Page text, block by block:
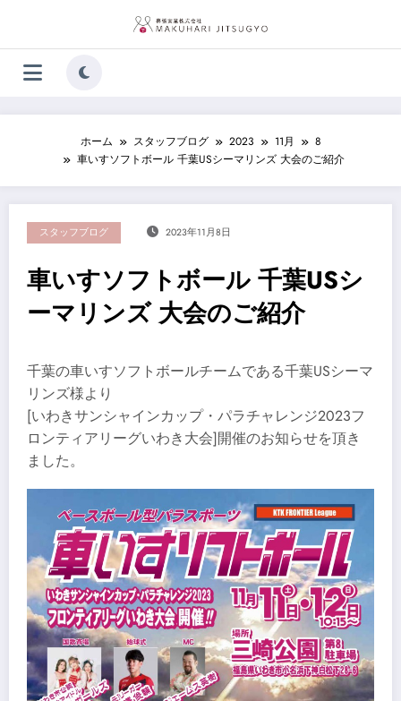
ホーム スタッフブログ 2023 11月
8
車いすソフトボール 千葉USシーマリンズ 大会のご紹介
スタッフブログ 2023年11月8日
車いすソフトボール 千葉USシ
ーマリンズ 大会のご紹介
千葉の車いすソフトボールチームである千葉USシーマ
リンズ様より
[いわきサンシャインカップ・パラチャレンジ2023フ
ロンティアリーグいわき大会]開催のお知らせを頂き
ました。